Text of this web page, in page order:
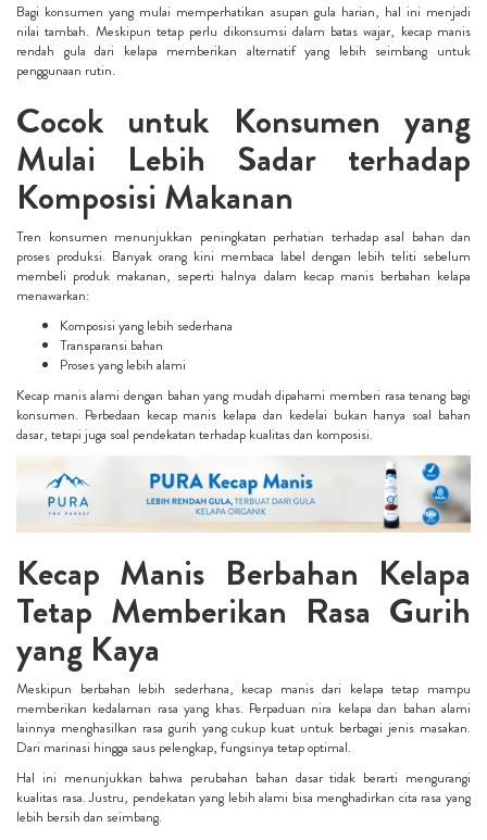
Bagi konsumen yang mulai memperhatikan asupan gula harian, hal ini menjadi
nilai tambah. Meskipun tetap perlu dikonsumsi dalam batas wajar, kecap manis
rendah gula dari kelapa memberikan alternatif yang lebih seimbang untuk
penggunaan rutin.
Cocok untuk Konsumen yang
Mulai Lebih Sadar terhadap
Komposisi Makanan
Tren konsumen menunjukkan peningkatan perhatian terhadap asal bahan dan
proses produksi. Banyak orang kini membaca label dengan lebih teliti sebelum
membeli produk makanan, seperti halnya dalam kecap manis berbahan kelapa
menawarkan:
Komposisi yang lebih sederhana
Transparansi bahan
Proses yang lebih alami
Kecap manis alami dengan bahan yang mudah dipahami memberi rasa tenang bagi
konsumen. Perbedaan kecap manis kelapa dan kedelai bukan hanya soal bahan
dasar, tetapi juga soal pendekatan terhadap kualitas dan komposisi.
Kecap Manis Berbahan Kelapa
Tetap Memberikan Rasa Gurih
yang Kaya
Meskipun berbahan lebih sederhana, kecap manis dari kelapa tetap mampu
memberikan kedalaman rasa yang khas. Perpaduan nira kelapa dan bahan alami
lainnya menghasilkan rasa gurih yang cukup kuat untuk berbagai jenis masakan.
Dari marinasi hingga saus pelengkap, fungsinya tetap optimal.
Hal ini menunjukkan bahwa perubahan bahan dasar tidak berarti mengurangi
kualitas rasa. Justru, pendekatan yang lebih alami bisa menghadirkan cita rasa yang
lebih bersih dan seimbang.